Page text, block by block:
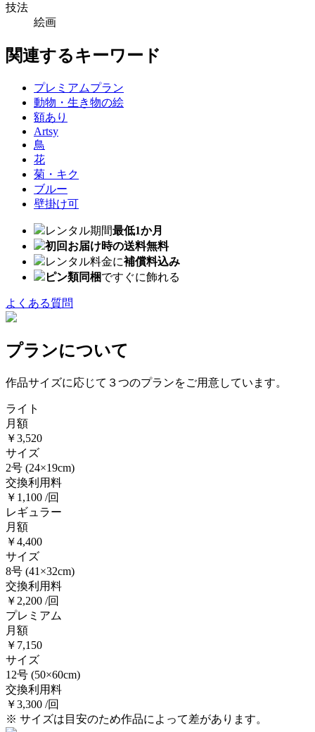
技法
絵画
関連するキーワード
プレミアムプラン
動物・生き物の絵
額あり
Artsy
鳥
花
菊・キク
ブルー
壁掛け可
レンタル期間最低1か月
初回お届け時の送料無料
レンタル料金に補償料込み
ピン類同梱ですぐに飾れる
よくある質問
プランについて
作品サイズに応じて３つのプランをご用意しています。
ライト
月額
￥3,520
サイズ
2号 (24×19cm)
交換利用料
￥1,100 /回
レギュラー
月額
￥4,400
サイズ
8号 (41×32cm)
交換利用料
￥2,200 /回
プレミアム
月額
￥7,150
サイズ
12号 (50×60cm)
交換利用料
￥3,300 /回
※ サイズは目安のため作品によって差があります。